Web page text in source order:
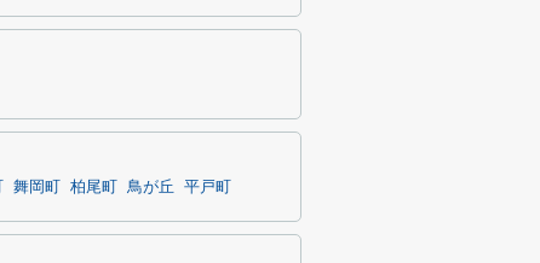
舞岡町 柏尾町 鳥が丘 平戸町